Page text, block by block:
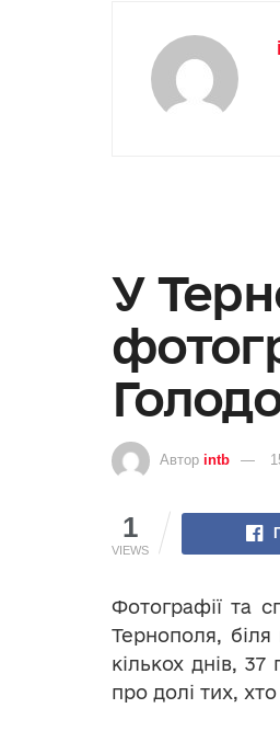
У
Автор intb
1
VIEWS
Фотографії та
Тернополя,
кількох днів,
про долі тих,